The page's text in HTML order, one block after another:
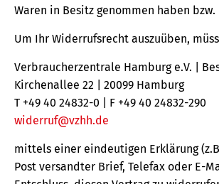
Waren in Besitz genommen haben bzw.
Um Ihr Widerrufsrecht auszuüben,
Verbraucherzentrale Hamburg e.V. |
Kirchenallee 22 | 20099 Hamburg
T +49 40 24832-0 | F +49 40 24832-290
widerruf@vzhh.de
mittels einer eindeutigen Erklärung
Post versandter Brief, Telefax oder E-